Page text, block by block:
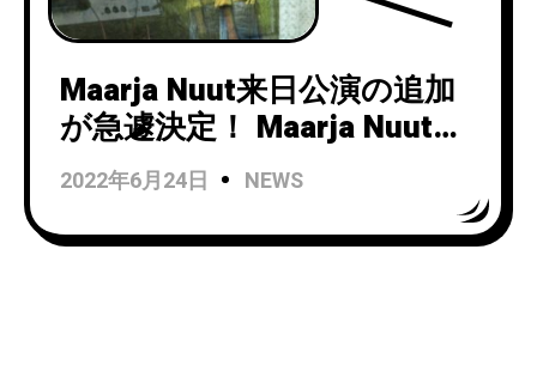
Maarja Nuut来日公演の追加
が急遽決定！ Maarja Nuut
Japan Show 2022 –
Additional Show –
2022年6月24日 NEWS